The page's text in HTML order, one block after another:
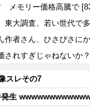
スレその7
発生